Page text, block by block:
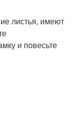
листья, имеют
и повесьте